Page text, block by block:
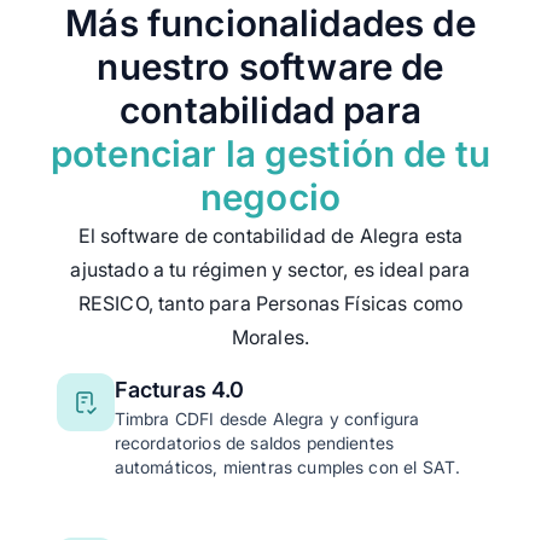
Más funcionalidades de
nuestro software de
contabilidad para
potenciar la gestión de tu
negocio
El software de contabilidad de Alegra esta
ajustado a tu régimen y sector, es ideal para
RESICO, tanto para Personas Físicas como
Morales.
Facturas 4.0
Timbra CDFI desde Alegra y configura
recordatorios de saldos pendientes
automáticos, mientras cumples con el SAT.